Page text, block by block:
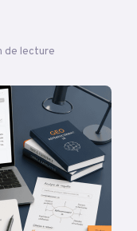
de lecture